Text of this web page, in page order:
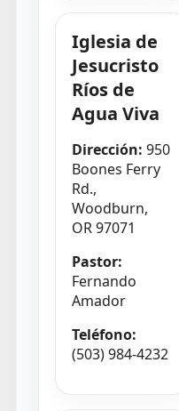
Iglesia de
Jesucristo
Ríos de
Agua Viva
Dirección: 950
Boones Ferry
Rd.,
Woodburn,
OR 97071
Pastor:
Fernando
Amador
Teléfono:
(503) 984-4232